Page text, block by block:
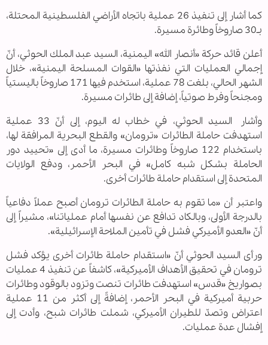
كما أشار إلى تنفيذ 26 عملية باتجاه الأراضي الفلسطينية المحتلة،
بـ30 صاروخاً وطائرة مسيرة.
أعلن قائد حركة «أنصار الله» اليمنية، السيد عبد الملك الحوثي، أنّ
إجمالي العمليات التي نفذتها «القوات المسلحة اليمنية»، خلال
الشهر الحالي، بلغت 78 عملية، استخدم فيها 171 صاروخاً باليستياً
ومجنحاً وفرط صوتياً، إضافة إلى طائرات مسيرة.
وأشار السيد الحوثي، في خطاب له اليوم، إلى أنّ 33 عملية
استهدفت حاملة الطائرات «ترومان» والقطع البحرية المرافقة لها،
باستخدام 122 صاروخاً وطائرات مسيرة، ما أدى إلى «تحييد دور
الحاملة بشكل شبه كامل» في البحر الأحمر، ودفع الولايات
المتحدة إلى استقدام حاملة طائرات أخرى.
واعتبر أن «ما تقوم به حاملة الطائرات ترومان أصبح عملاً دفاعياً
بالدرجة الأولى، وبالكاد تدافع عن نفسها أمام عملياتنا»، مشيراً إلى
أنّ «العدو الأميركي فشل في تأمين الملاحة الإسرائيلية».
ورأى السيد الحوثي أنّ «استقدام حاملة طائرات أخرى يؤكد فشل
ترومان في تحقيق الأهداف الأميركية»، كاشفاً عن تنفيذ 4 عمليات
بصواريخ «قدس» استهدفت طائرات تنصت وتزود بالوقود وطائرات
حربية أميركية في البحر الأحمر، إضافةً إلى أكثر من 11 عملية
اعتراض وتصدّ للطيران الأميركي، شملت طائرات شبح، وأدت إلى
إفشال عدة عمليات.